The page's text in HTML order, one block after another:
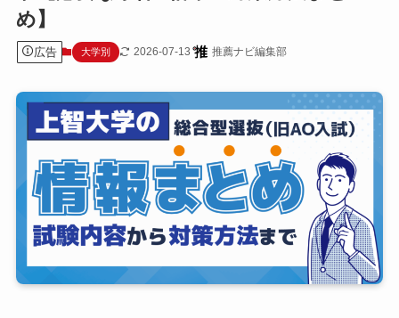
め】
広告 大学別 2026-07-13 推薦ナビ編集部